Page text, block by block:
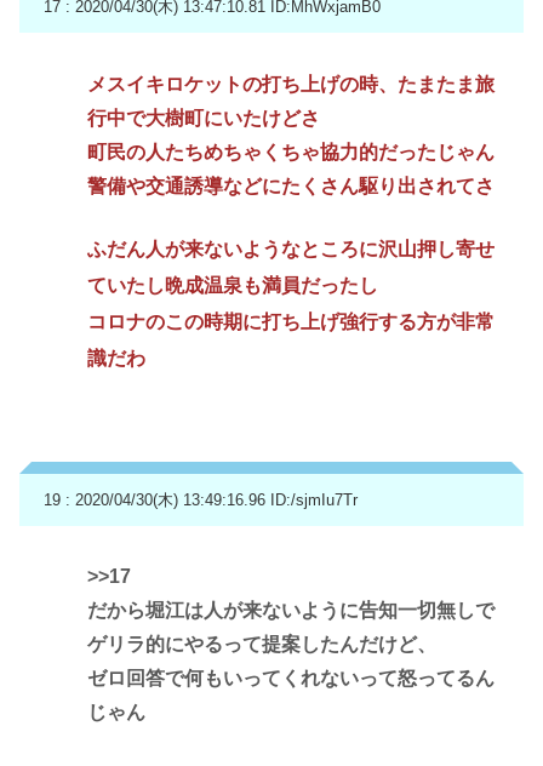
17 : 2020/04/30(木) 13:47:10.81 ID:MhWxjamB0
メスイキロケットの打ち上げの時、たまたま旅
行中で大樹町にいたけどさ
町民の人たちめちゃくちゃ協力的だったじゃん
警備や交通誘導などにたくさん駆り出されてさ
ふだん人が来ないようなところに沢山押し寄せ
ていたし晩成温泉も満員だったし
コロナのこの時期に打ち上げ強行する方が非常
識だわ
19 : 2020/04/30(木) 13:49:16.96 ID:/sjmIu7Tr
>>17
だから堀江は人が来ないように告知一切無しで
ゲリラ的にやるって提案したんだけど、
ゼロ回答で何もいってくれないって怒ってるん
じゃん